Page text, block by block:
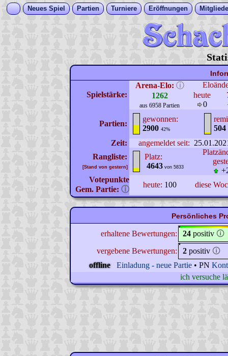
Neues Spiel Partien Turniere Eröffnungen
Spielstärke:
Arena-Elo: ⓘ
1262
aus 6958 Partien
heute
0
Partien:
gewonnen:
2900 42%
504
Zeit:
angemeldet seit:
Rangliste:
[Stand von gestern]
Platz:
4643 von 5833
Votepunkte
Gem. Partie: ⓘ
heute: 100 diese
Persönliches
erhaltene Bewertungen: 24 positiv 🛈
vergebene Bewertungen:
2 positiv 🛈
offline
Einladung - neue Partie • PN
ich versuche